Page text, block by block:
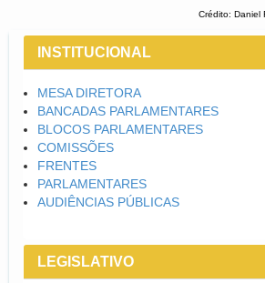
Crédito: Daniel
INSTITUCIONAL
MESA DIRETORA
BANCADAS PARLAMENTARES
BLOCOS PARLAMENTARES
COMISSÕES
FRENTES
PARLAMENTARES
AUDIÊNCIAS PÚBLICAS
LEGISLATIVO